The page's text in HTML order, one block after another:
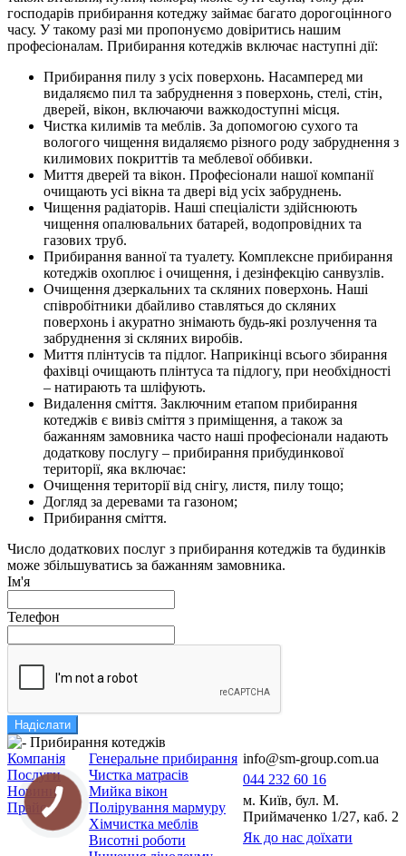
господарів прибирання котеджу займає багато дорогоцінного
часу. У такому разі ми пропонуємо довіритись нашим
професіоналам. Прибирання котеджів включає наступні дії:
Прибирання пилу з усіх поверхонь. Насамперед ми
видаляємо пил та забруднення з поверхонь, стелі, стін,
дверей, вікон, включаючи важкодоступні місця.
Чистка килимів та меблів. За допомогою сухого та
вологого чищення видаляємо різного роду забруднення з
килимових покриттів та меблевої оббивки.
Миття дверей та вікон. Професіонали нашої компанії
очищають усі вікна та двері від усіх забруднень.
Чищення радіаторів. Наші спеціалісти здійснюють
чищення опалювальних батарей, водопровідних та
газових труб.
Прибирання ванної та туалету. Комплексне прибирання
котеджів охоплює і очищення, і дезінфекцію санвузлів.
Очищення дзеркальних та скляних поверхонь. Наші
співробітники дбайливо ставляться до скляних
поверхонь і акуратно знімають будь-які розлучення та
забруднення зі скляних виробів.
Миття плінтусів та підлог. Наприкінці всього збирання
фахівці очищають плінтуса та підлогу, при необхідності
– натирають та шліфують.
Видалення сміття. Заключним етапом прибирання
котеджів є вивіз сміття з приміщення, а також за
бажанням замовника часто наші професіонали надають
додаткову послугу – прибирання прибудинкової
території, яка включає:
Очищення території від снігу, листя, пилу тощо;
Догляд за деревами та газоном;
Прибирання сміття.
Число додаткових послуг з прибирання котеджів та будинків
може збільшуватись за бажанням замовника.
Ім'я
Телефон
Надіслати
Компанія
Послуги
Новини
Прайс
Генеральне прибирання
Чистка матрасів
Мийка вікон
Полірування мармуру
Хімчистка меблів
Висотні роботи
info@sm-group.com.ua
044 232 60 16
м. Київ, бул. М.
Приймаченко 1/27, каб. 2
Як до нас доїхати